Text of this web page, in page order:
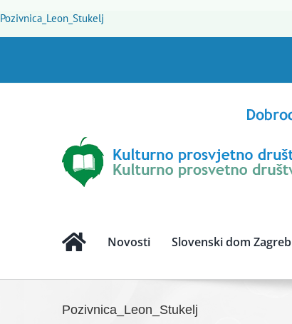
to
content
Pozivnica_Leon_Stukelj
Novosti Slovenski dom Zagreb
Pozivnica_Leon_Stukelj